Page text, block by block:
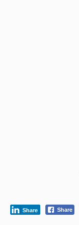
Share
Share